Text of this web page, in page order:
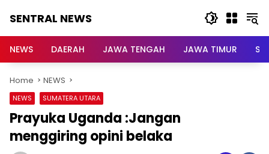
SENTRAL NEWS
NEWS
NEWS DAERAH JAWA TENGAH JAWA TIMUR
Home NEWS
NEWS SUMATERA UTARA
Prayuka Uganda :Jangan
menggiring opini belaka